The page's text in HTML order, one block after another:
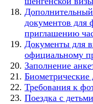
документов для
приглашению
Документы для
официальному
Заполнение
Биометрические
Требования к
Поездка с детьми